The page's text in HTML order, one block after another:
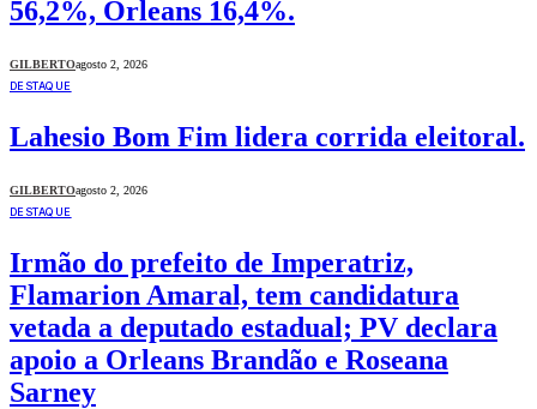
56,2%, Orleans 16,4%.
GILBERTOagosto 2, 2026
DESTAQUE
Lahesio Bom Fim lidera corrida eleitoral.
GILBERTOagosto 2, 2026
DESTAQUE
Irmão do prefeito de Imperatriz,
Flamarion Amaral, tem candidatura
vetada a deputado estadual; PV declara
apoio a Orleans Brandão e Roseana
Sarney